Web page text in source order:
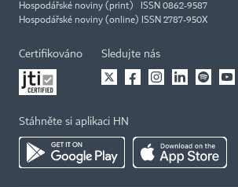
Hospodářské noviny (print) ISSN 0862-9587
Hospodářské noviny (online) ISSN 2787-950X
Certifikováno Sledujte nás
Stáhněte si aplikaci HN